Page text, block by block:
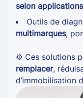
selon applications
Outils de
multimarques,
⚙️ Ces solutions
remplacer,
d’immobilisation